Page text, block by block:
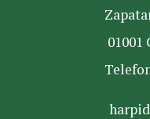
01001